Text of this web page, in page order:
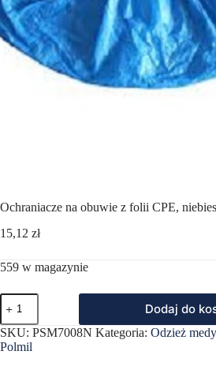
Ochraniacze na obuwie z folii CPE,
15,12 zł
559 w magazynie
ilość
Ochraniacze
na
obuwie
z
Dodaj do
SKU: PSM7008N Kategoria: Odzież
Polmil